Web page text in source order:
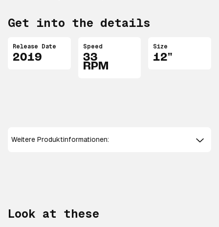
Get into the details
Release Date
2019
Speed
33
RPM
Size
12"
Weitere Produktinformationen:
Look at these